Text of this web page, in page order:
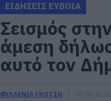
ΕΙΔΗΣΕΙΣ ΕΥΒΟΙΑ
Σεισμός
άμεση
αυτό τον
ΦΥΛΛΕΝΙΑ ΓΚΟΤΣΗ